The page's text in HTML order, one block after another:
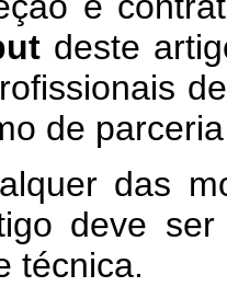
deste
de
das
deve
técnica.